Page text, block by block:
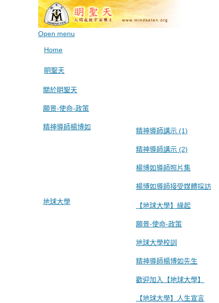
Open menu
Home
眀聖天
關於眀聖天
願景-使命-政策
精神導師楊博如 精神導師講示 (1)
精神導師講示 (2)
楊博如導師照片集
楊博如導師接受媒體採訪
地球大學
【地球大學】緣起
願景-使命-政策
地球大學校訓
精神導師楊博如先生
歡迎加入【地球大學】
【地球大學】人生宣言